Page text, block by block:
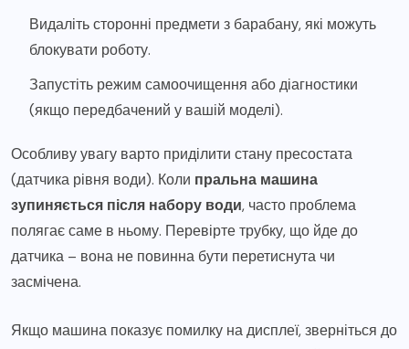
Видаліть сторонні предмети з барабану, які можуть
блокувати роботу.
Запустіть режим самоочищення або діагностики
(якщо передбачений у вашій моделі).
Особливу увагу варто приділити стану пресостата
(датчика рівня води). Коли пральна машина
зупиняється після набору води, часто проблема
полягає саме в ньому. Перевірте трубку, що йде до
датчика – вона не повинна бути перетиснута чи
засмічена.
Якщо машина показує помилку на дисплеї, зверніться до